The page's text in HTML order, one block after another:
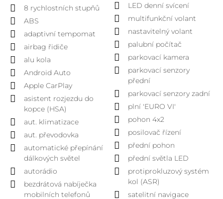
8 rychlostních stupňů
ABS
adaptivní tempomat
airbag řidiče
alu kola
Android Auto
Apple CarPlay
asistent rozjezdu do
kopce (HSA)
aut. klimatizace
aut. převodovka
automatické přepínání
dálkových světel
autorádio
bezdrátová nabíječka
mobilních telefonů
LED denní svícení
multifunkční volant
nastavitelný volant
palubní počítač
parkovací kamera
parkovací senzory
přední
parkovací senzory zadní
plní 'EURO VI'
pohon 4x2
posilovač řízení
přední pohon
přední světla LED
protiprokluzový systém
kol (ASR)
satelitní navigace